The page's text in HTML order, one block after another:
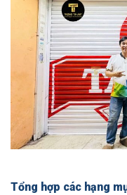
Tổng hợp các hạng